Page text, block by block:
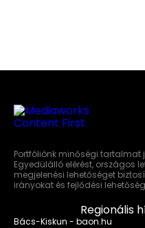
Portfóliónk minőségi
Egyedülálló elérést, országos
megjelenési lehetőséget
irányokat és fejlődési
Regionális
Bács-Kiskun - baon.hu